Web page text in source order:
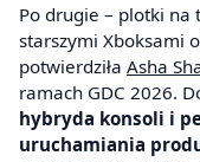
Po drugie – plotki na
starszymi Xboksami
potwierdziła Asha
ramach GDC 2026.
hybryda konsoli i
uruchamiania